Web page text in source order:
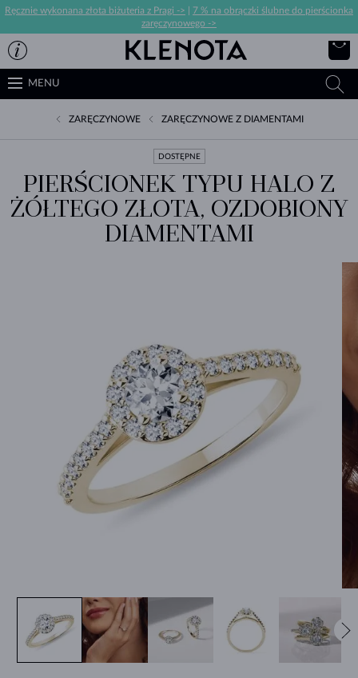
Ręcznie wykonana złota biżuteria z Pragi ->
7 % na obrączki ślubne do pierścionka
zaręczynowego ->
MENU
ZARĘCZYNOWE ZARĘCZYNOWE Z DIAMENTAMI
DOSTĘPNE
PIERŚCIONEK TYPU HALO Z
ŻÓŁTEGO ZŁOTA, OZDOBIONY
DIAMENTAMI